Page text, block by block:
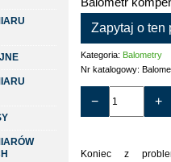
Zapytaj o ten
Kategoria: Balometry
Nr katalogowy:
− +
Koniec z